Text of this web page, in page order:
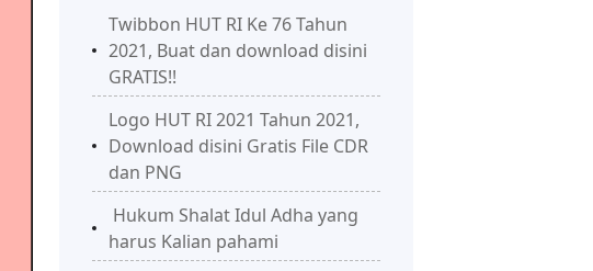
Twibbon HUT RI Ke 76 Tahun
2021, Buat dan download disini
GRATIS!!
Logo HUT RI 2021 Tahun 2021,
Download disini Gratis File CDR
dan PNG
Hukum Shalat Idul Adha yang
harus Kalian pahami